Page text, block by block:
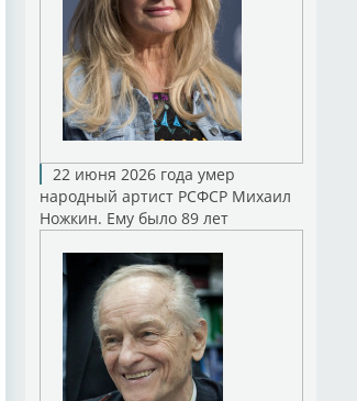
22 июня 2026 года умер
народный артист РСФСР Михаил
Ножкин. Ему было 89 лет